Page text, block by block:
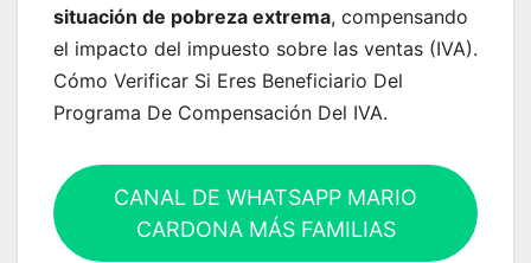
situación de pobreza extrema, compensando
el impacto del impuesto sobre las ventas (IVA).
Cómo Verificar Si Eres Beneficiario Del
Programa De Compensación Del IVA.
CANAL DE WHATSAPP MARIO
CARDONA MÁS FAMILIAS